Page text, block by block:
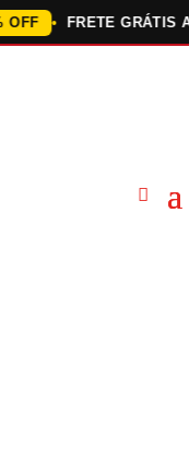
FRETE GRÁTIS